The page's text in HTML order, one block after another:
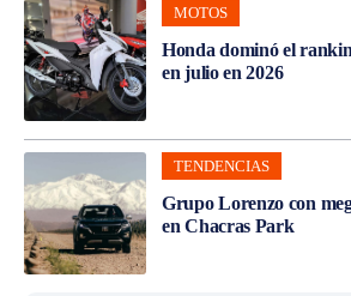
MOTOS
Honda dominó el
en julio en 2026
TENDENCIAS
Grupo Lorenzo con
en Chacras Park